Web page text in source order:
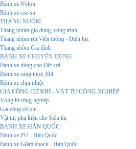
Bánh xe Nylon
Bánh xe cao su
THANG NHÔM
Thang nhôm gia dụng, công trình
Thang nhôm rút Viễn thông - Điện lực
Thang nhôm Gia đình
BÁNH XE CHUYÊN DÙNG
Bánh xe dùng cho Dệt sợi
Bánh xe càng inox 304
Bánh xe chịu nhiệt
GIA CÔNG CƠ KHÍ - VẬT TƯ CÔNG NGHIỆP
Vòng bi công nghiệp
Gia công cơ khí
Vật tư, phụ kiện cho Siêu thị
BÁNH XE HÀN QUỐC
Bánh xe PU - Hàn Quốc
Bánh xe Giảm shock - Hàn Quốc